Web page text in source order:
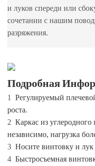
и луков спереди или
сочетании с нашим
разряжения.
Подробная
1
Регулируемый
роста.
2 Каркас из
независимо, нагрузка
3 Носите винтовку и лук
4 Быстросъемная